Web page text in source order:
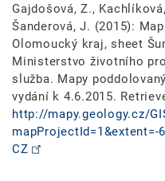
Gajdošová, Z.,
Šanderová, J. (2015):
Olomoucký kraj, sheet
Ministerstvo životního
služba. Mapy
vydání k 4.6.2015.
http://mapy.geology.cz/
mapProjectId=1&extent=-
CZ